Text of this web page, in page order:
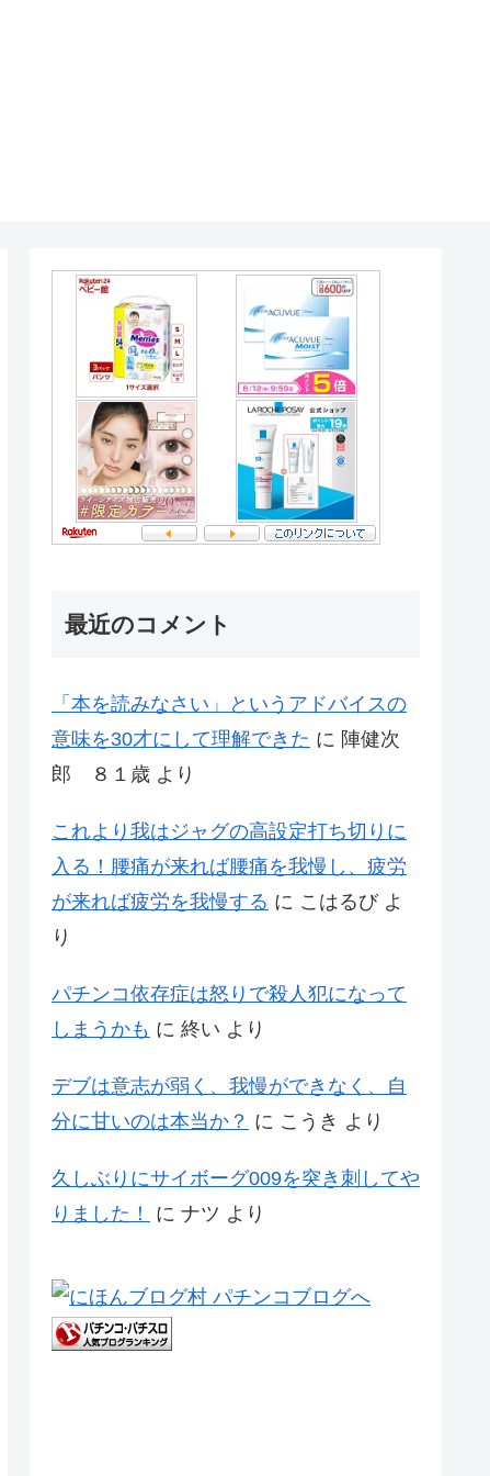
最近のコメント
「本を読みなさい」というアドバイスの
意味を30才にして理解できた に 陣健次
郎 ８１歳 より
これより我はジャグの高設定打ち切りに
入る！腰痛が来れば腰痛を我慢し、疲労
が来れば疲労を我慢する に こはるびよ
り
パチンコ依存症は怒りで殺人犯になって
しまうかも に 終い より
デブは意志が弱く、我慢ができなく、自
分に甘いのは本当か？ に こうき より
久しぶりにサイボーグ009を突き刺してや
りました！
に ナツ より